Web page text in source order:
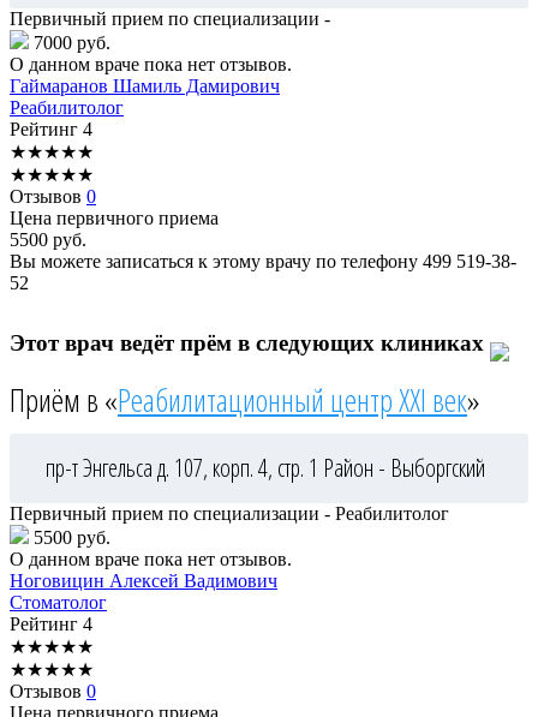
Первичный прием по специализации -
7000 руб.
О данном враче пока нет отзывов.
Гаймаранов Шамиль Дамирович
Реабилитолог
Рейтинг 4
★★★★★
★★★★★
Отзывов 0
Цена первичного приема
5500 руб.
Вы можете записаться к этому врачу по телефону 499 519-38-
52
Этот врач ведёт прём в следующих клиниках
Приём в «Реабилитационный центр XXI век»
пр-т Энгельса д. 107, корп. 4, стр. 1 Район - Выборгский
Первичный прием по специализации - Реабилитолог
5500 руб.
О данном враче пока нет отзывов.
Ноговицин Алексей Вадимович
Стоматолог
Рейтинг 4
★★★★★
★★★★★
Отзывов 0